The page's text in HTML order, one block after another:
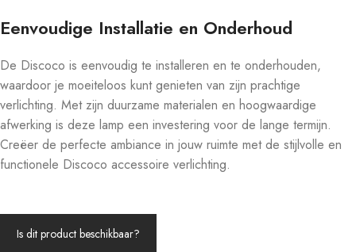
Eenvoudige Installatie en Onderhoud
De Discoco is eenvoudig te installeren en te onderhouden,
waardoor je moeiteloos kunt genieten van zijn prachtige
verlichting. Met zijn duurzame materialen en hoogwaardige
afwerking is deze lamp een investering voor de lange termijn.
Creëer de perfecte ambiance in jouw ruimte met de stijlvolle en
functionele Discoco accessoire verlichting.
Is dit product beschikbaar?